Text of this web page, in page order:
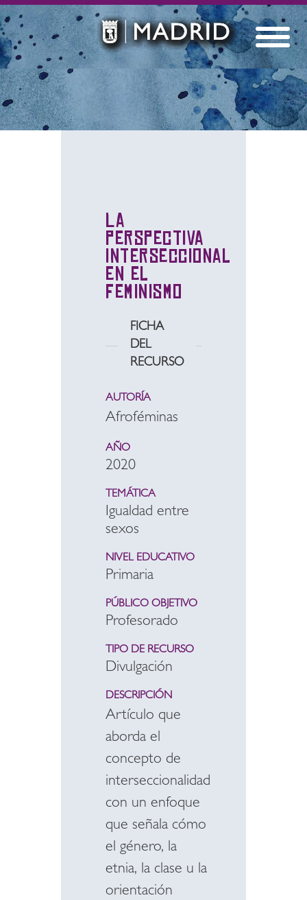
La
perspectiva
interseccional
en el
feminismo
FICHA
DEL
RECURSO
AUTORÍA
Afroféminas
AÑO
2020
TEMÁTICA
Igualdad entre
sexos
NIVEL EDUCATIVO
Primaria
PÚBLICO OBJETIVO
Profesorado
TIPO DE RECURSO
Divulgación
DESCRIPCIÓN
Artículo que
aborda el
concepto de
interseccionalidad
con un enfoque
que señala cómo
el género, la
etnia, la clase u la
orientación